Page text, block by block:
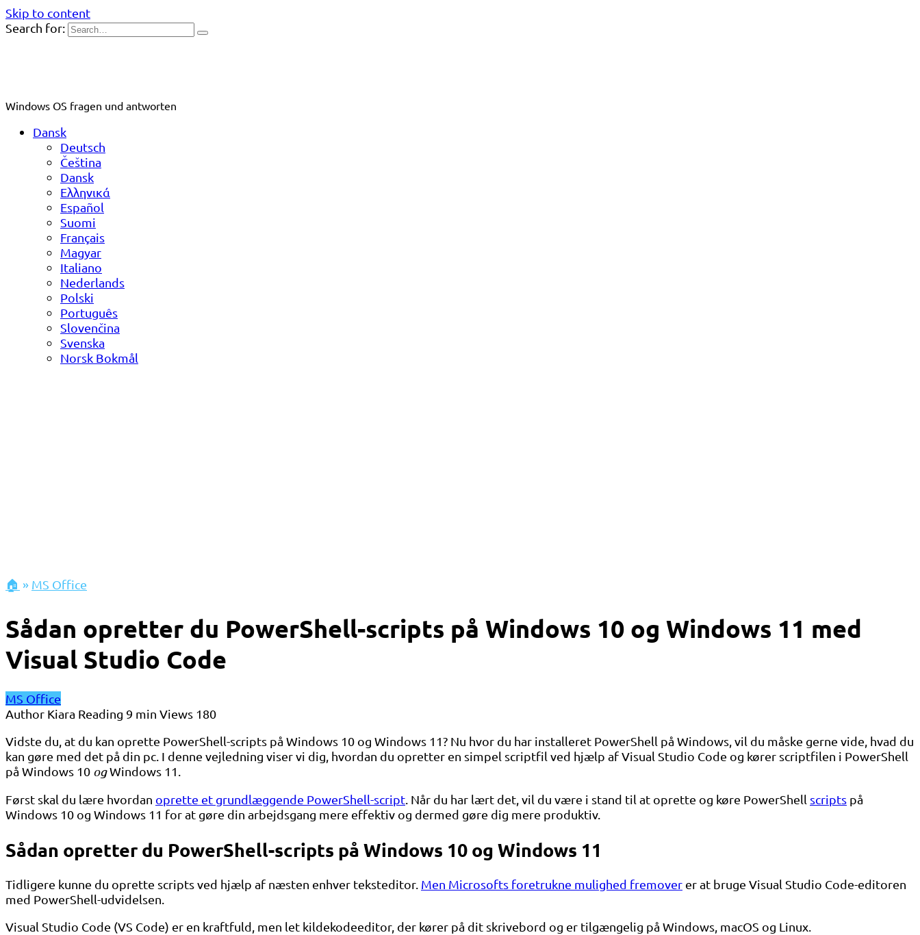
Skip to content
Search for:
Windows OS fragen und antworten
Dansk
Deutsch
Čeština
Dansk
Ελληνικά
Español
Suomi
Français
Magyar
Italiano
Nederlands
Polski
Português
Slovenčina
Svenska
Norsk Bokmål
🏠 » MS Office
Sådan opretter du PowerShell-scripts på Windows 10 og Windows 11 med
Visual Studio Code
MS Office
Author Kiara Reading 9 min Views 180
Vidste du, at du kan oprette PowerShell-scripts på Windows 10 og Windows 11? Nu hvor du har installeret PowerShell på Windows, vil du måske gerne vide, hvad du
kan gøre med det på din pc. I denne vejledning viser vi dig, hvordan du opretter en simpel scriptfil ved hjælp af Visual Studio Code og kører scriptfilen i PowerShell
på Windows 10 ogWindows 11.
Først skal du lære hvordan oprette et grundlæggende PowerShell-script. Når du har lært det, vil du være i stand til at oprette og køre PowerShell scripts på
Windows 10 og Windows 11 for at gøre din arbejdsgang mere effektiv og dermed gøre dig mere produktiv.
Sådan opretter du PowerShell-scripts på Windows 10 og Windows 11
Tidligere kunne du oprette scripts ved hjælp af næsten enhver teksteditor. Men Microsofts foretrukne mulighed fremover er at bruge Visual Studio Code-editoren
med PowerShell-udvidelsen.
Visual Studio Code (VS Code) er en kraftfuld, men let kildekodeeditor, der kører på dit skrivebord og er tilgængelig på Windows, macOS og Linux.